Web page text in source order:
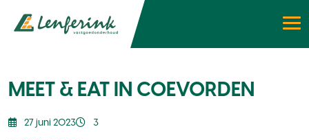
MEET & EAT IN COEVORDEN
27 juni 2023 3